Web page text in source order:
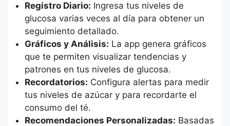
Registro Diario: Ingresa tus niveles de
glucosa varias veces al día para obtener un
seguimiento detallado.
Gráficos y Análisis: La app genera gráficos
que te permiten visualizar tendencias y
patrones en tus niveles de glucosa.
Recordatorios: Configura alertas para medir
tus niveles de azúcar y para recordarte el
consumo del té.
Recomendaciones Personalizadas: Basadas